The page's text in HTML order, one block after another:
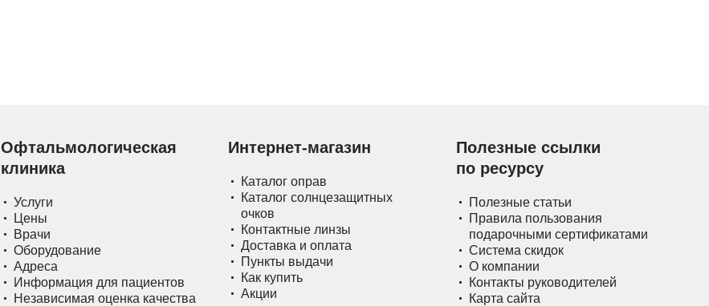
Офтальмологическая
клиника
Услуги
Цены
Врачи
Оборудование
Адреса
Информация для пациентов
Независимая оценка качества
Интернет-магазин
Каталог оправ
Каталог солнцезащитных
очков
Контактные линзы
Доставка и оплата
Пункты выдачи
Как купить
Акции
Полезные ссылки
по ресурсу
Полезные статьи
Правила пользования
подарочными сертификатами
Система скидок
О компании
Контакты руководителей
Карта сайта